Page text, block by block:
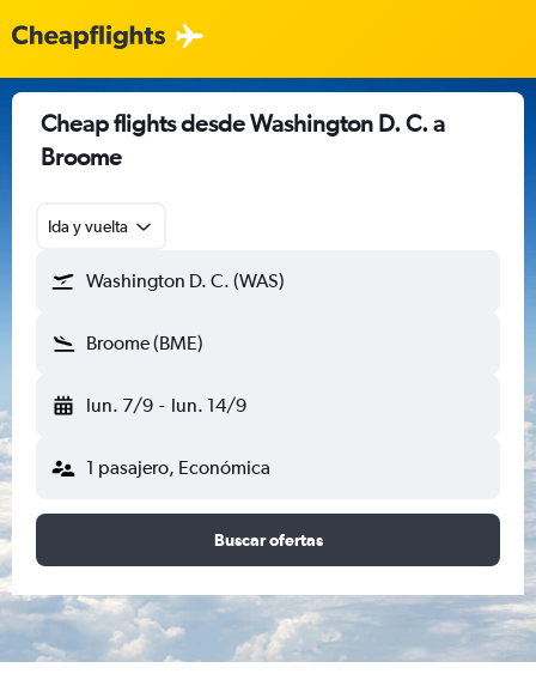
Cheap flights desde Washington D. C. a
Broome
Ida y vuelta
Washington D. C. (WAS)
Broome (BME)
lun. 7/9 - lun. 14/9
1 pasajero, Económica
Buscar ofertas